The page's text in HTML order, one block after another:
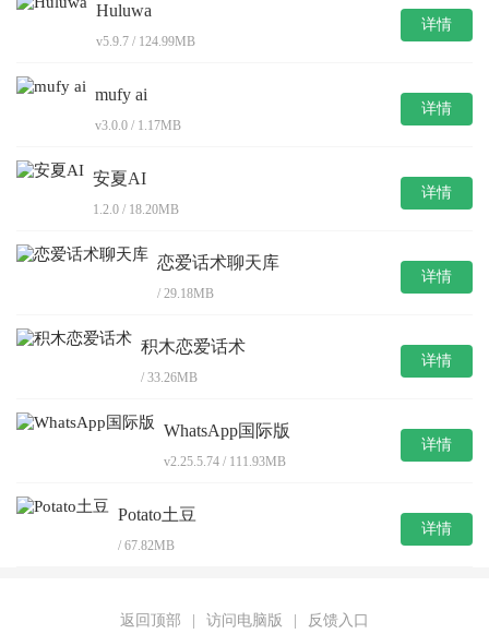
Huluwa
v5.9.7 / 124.99MB
详情
mufy ai
v3.0.0 / 1.17MB
详情
安夏AI
1.2.0 / 18.20MB
详情
恋爱话术聊天库
/ 29.18MB
详情
积木恋爱话术
/ 33.26MB
详情
WhatsApp国际版
v2.25.5.74 / 111.93MB
详情
Potato土豆
/ 67.82MB
详情
返回顶部 访问电脑版 反馈入口